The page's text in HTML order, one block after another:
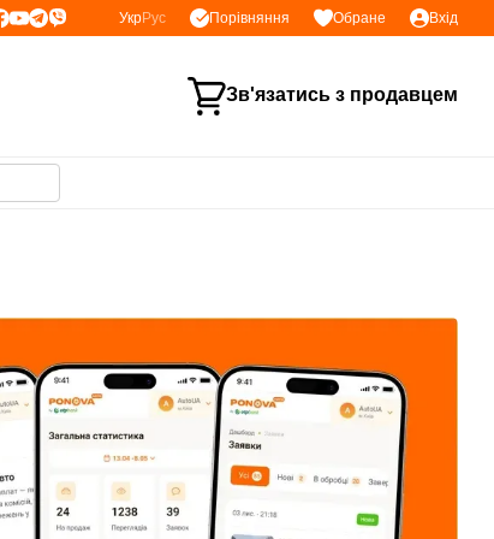
УкрРус Порівняння Обране Вхід
Зв'язатись з продавцем